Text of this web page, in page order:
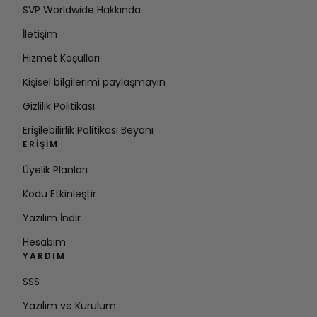
SVP Worldwide Hakkında
İletişim
Hizmet Koşulları
Kişisel bilgilerimi paylaşmayın
Gizlilik Politikası
Erişilebilirlik Politikası Beyanı
ERIŞIM
Üyelik Planları
Kodu Etkinleştir
Yazılım İndir
Hesabım
YARDIM
SSS
Yazılım ve Kurulum